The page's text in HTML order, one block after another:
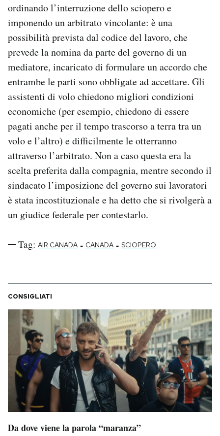
ordinando l’interruzione dello sciopero e
imponendo un arbitrato vincolante: è una
possibilità prevista dal codice del lavoro, che
prevede la nomina da parte del governo di un
mediatore, incaricato di formulare un accordo che
entrambe le parti sono obbligate ad accettare. Gli
assistenti di volo chiedono migliori condizioni
economiche (per esempio, chiedono di essere
pagati anche per il tempo trascorso a terra tra un
volo e l’altro) e difficilmente le otterranno
attraverso l’arbitrato. Non a caso questa era la
scelta preferita dalla compagnia, mentre secondo il
sindacato l’imposizione del governo sui lavoratori
è stata incostituzionale e ha detto che si rivolgerà a
un giudice federale per contestarlo.
Tag: AIR CANADA - CANADA - SCIOPERO
CONSIGLIATI
Da dove viene la parola “maranza”